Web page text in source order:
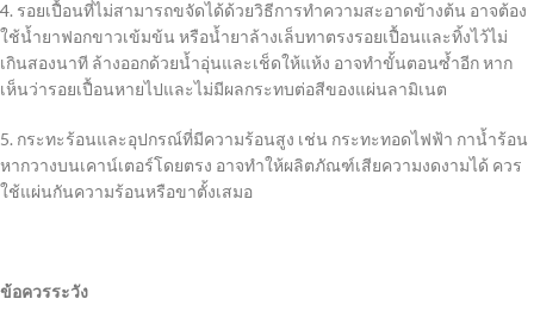
4. รอยเปื้อนที่ไม่สามารถขจัดได้ด้วยวิธีการทำความสะอาดข้างต้น อาจต้อง
ใช้น้ำยาฟอกขาวเข้มข้น หรือน้ำยาล้างเล็บทาตรงรอยเปื้อนและทิ้งไว้ไม่
เกินสองนาที ล้างออกด้วยน้ำอุ่นและเช็ดให้แห้ง อาจทำขั้นตอนซ้ำอีก หาก
เห็นว่ารอยเปื้อนหายไปและไม่มีผลกระทบต่อสีของแผ่นลามิเนต
5. กระทะร้อนและอุปกรณ์ที่มีความร้อนสูง เช่น กระทะทอดไฟฟ้า กาน้ำร้อน
หากวางบนเคาน์เตอร์โดยตรง อาจทำให้ผลิตภัณฑ์เสียความงดงามได้ ควร
ใช้แผ่นกันความร้อนหรือขาตั้งเสมอ
ข้อควรระวัง